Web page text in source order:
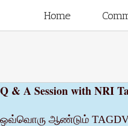
for:
Home
Q & A Session with NRI
ஒவ்வொரு ஆண்டும் TAGDV